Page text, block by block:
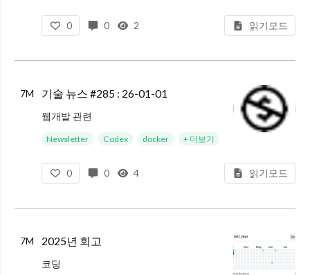
0 0 2 읽기모드
7M 기술 뉴스 #285 : 26-01-01
웹개발 관련
Introducing RSC Explorer : 최근 RSC 취약점이 공개되면서 RSC에 대한 관심이 쏠리자, Dan Abramov가 RSC가 어떻게 동작하는지 이해하는 데 도움이 되는 RSC Explorer를 만들어
Newsletter Codex docker + 더보기
0 0 4 읽기모드
7M 2025년 회고
코딩